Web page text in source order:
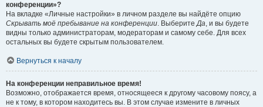
конференции»?
На вкладке «Личные настройки» в личном разделе вы найдёте опцию
Скрывать моё пребывание на конференции. ВыберитеДа, и вы будете
видны только администраторам, модераторам и самому себе. Для всех
остальных вы будете скрытым пользователем.
Вернуться к началу
На конференции неправильное время!
Возможно, отображается время, относящееся к другому часовому поясу, а
не к тому, в котором находитесь вы. В этом случае измените в личных